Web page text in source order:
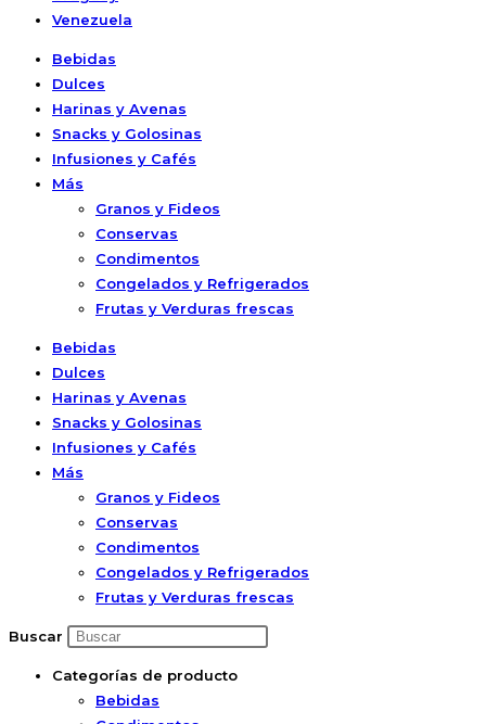
Venezuela
Bebidas
Dulces
Harinas y Avenas
Snacks y Golosinas
Infusiones y Cafés
Más
Granos y Fideos
Conservas
Condimentos
Congelados y Refrigerados
Frutas y Verduras frescas
Bebidas
Dulces
Harinas y Avenas
Snacks y Golosinas
Infusiones y Cafés
Más
Granos y Fideos
Conservas
Condimentos
Congelados y Refrigerados
Frutas y Verduras frescas
Buscar
Categorías de producto
Bebidas